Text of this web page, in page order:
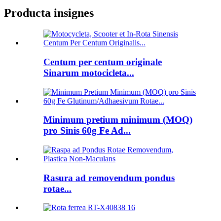
Producta insignes
Centum per centum originale
Sinarum motocicleta...
Minimum pretium minimum (MOQ)
pro Sinis 60g Fe Ad...
Rasura ad removendum pondus
rotae...